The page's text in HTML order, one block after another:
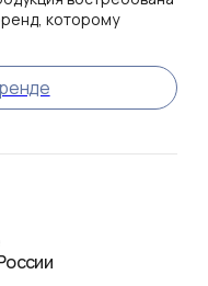
которому